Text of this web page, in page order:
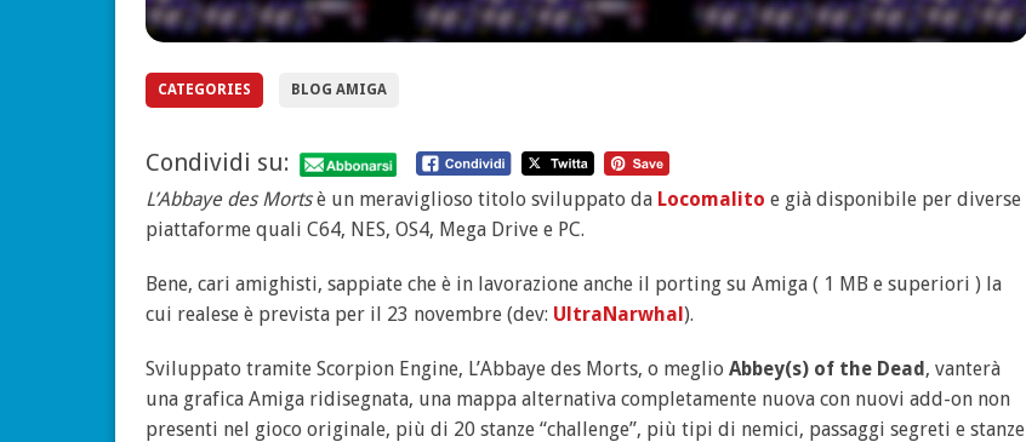
CATEGORIES BLOG AMIGA
Condividi su:
L’Abbaye des Mortsè un meraviglioso titolo sviluppato da Locomalito e già disponibile per diverse
piattaforme quali C64, NES, OS4, Mega Drive e PC.
Bene, cari amighisti, sappiate che è in lavorazione anche il porting su Amiga ( 1 MB e superiori ) la
cui realese è prevista per il 23 novembre (dev: UltraNarwhal).
Sviluppato tramite Scorpion Engine, L’Abbaye des Morts, o meglio Abbey(s) of the Dead, vanterà
una grafica Amiga ridisegnata, una mappa alternativa completamente nuova con nuovi add-on non
presenti nel gioco originale, più di 20 stanze “challenge”, più tipi di nemici, passaggi segreti e stanze